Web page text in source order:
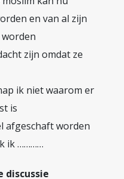
en van al zijn
zijn omdat ze
ik niet waarom er
is
afgeschaft worden
ik …………
discussie